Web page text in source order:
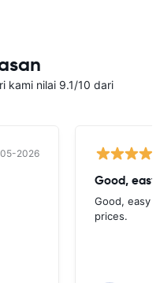
kami nilai 9.1/10 dari
2026
Good,
Good, easy
prices.